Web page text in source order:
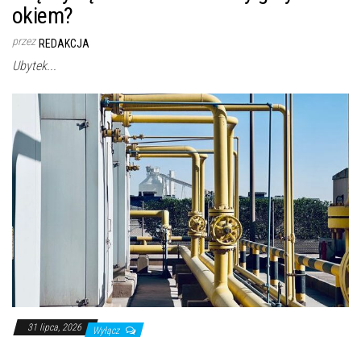
okiem?
przez REDAKCJA
Ubytek...
31 lipca, 2026 Wyłącz